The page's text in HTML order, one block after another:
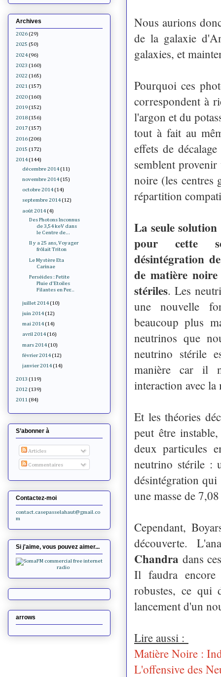
Nous aurions
de la galaxie
galaxies, et
Pourquoi ces
correspondent à
l'argon et du
tout à fait au
effets de
semblent
noire (les centres
répartition
La seule
pour cette
désintégration
de matière
stériles. Les
une nouvelle
beaucoup plus
neutrinos que
neutrino stérile
manière car il
interaction avec
Et les théories
peut être
deux particules
neutrino stérile :
désintégration
une masse de
Cependant,
découverte.
Chandra dans
Il faudra encore
robustes, ce qui
lancement d'un
Lire aussi :
Matière Noire :
L'offensive des
Archives
2026 (29)
2025 (50)
2024 (96)
2023 (160)
2022 (165)
2021 (157)
2020 (160)
2019 (152)
2018 (156)
2017 (157)
2016 (206)
2015 (172)
2014 (144)
décembre 2014 (11)
novembre 2014 (15)
octobre 2014 (14)
septembre 2014 (12)
août 2014 (4)
Des Photons Inconnus
de 3,54 keV dans
le Centre de...
Il y a 25 ans, Voyager
frôlait Triton
Le Mystère Eta
Carinae
Perséides : Petite
Pluie d'Etoiles
Filantes en Per...
juillet 2014 (10)
juin 2014 (12)
mai 2014 (14)
avril 2014 (16)
mars 2014 (10)
février 2014 (12)
janvier 2014 (14)
2013 (119)
2012 (139)
2011 (84)
S’abonner à
Articles
Commentaires
Contactez-moi
contact.casepasselahaut@gmail.co
m
Si j'aime, vous pouvez aimer...
arrows